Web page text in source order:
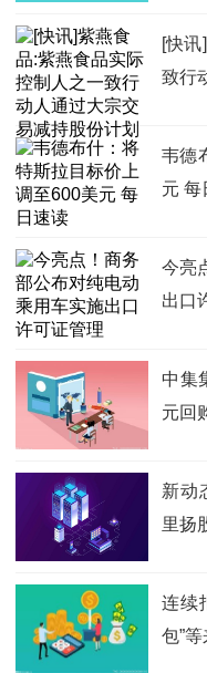
[快
致行
韦德
元 每
今亮
出口
中集
元回
新动
里扬
连续
包”等